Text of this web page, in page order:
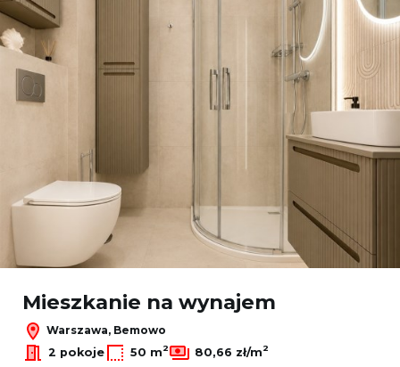
Mieszkanie na wynajem
Warszawa, Bemowo
2 pokoje
50 m2 80,66 zł/m2